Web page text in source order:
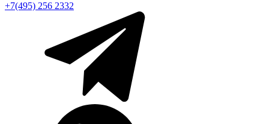
+7(495) 256 2332